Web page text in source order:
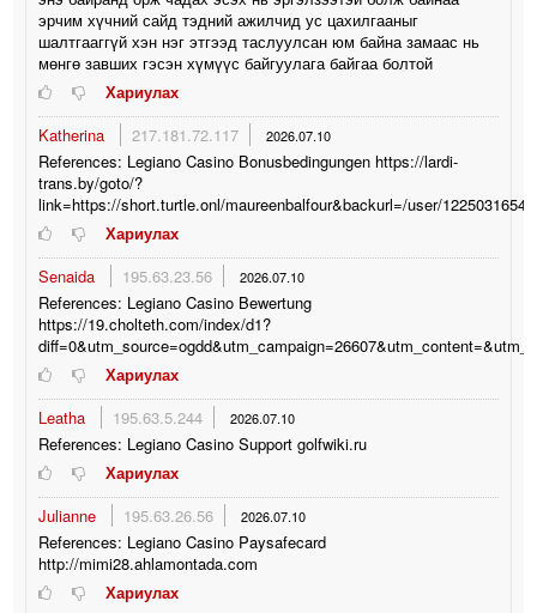
эрчим хүчний сайд тэдний ажилчид ус цахилгааныг
шалтгааггүй хэн нэг этгээд таслуулсан юм байна замаас нь
мөнгө завших гэсэн хүмүүс байгуулага байгаа болтой
Хариулах
Katherina
217.181.72.117 2026.07.10
References: Legiano Casino Bonusbedingungen https://lardi-
trans.by/goto/?
link=https://short.turtle.onl/maureenbalfour&backurl=/user/12250316545
Хариулах
Senaida
195.63.23.56 2026.07.10
References: Legiano Casino Bewertung
https://19.cholteth.com/index/d1?
Хариулах
Leatha
195.63.5.244 2026.07.10
References: Legiano Casino Support golfwiki.ru
Хариулах
Julianne
195.63.26.56 2026.07.10
References: Legiano Casino Paysafecard
http://mimi28.ahlamontada.com
Хариулах